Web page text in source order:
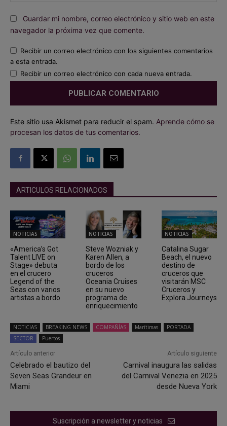
Guardar mi nombre, correo electrónico y sitio web en este
navegador la próxima vez que comente.
Recibir un correo electrónico con los siguientes comentarios
a esta entrada.
Recibir un correo electrónico con cada nueva entrada.
Este sitio usa Akismet para reducir el spam. Aprende cómo se
procesan los datos de tus comentarios.
ARTICULOS RELACIONADOS
NOTICIAS
«America’s Got
Talent LIVE on
Stage» debuta
en el crucero
Legend of the
Seas con varios
artistas a bordo
NOTICIAS
Steve Wozniak y
Karen Allen, a
bordo de los
cruceros
Oceania Cruises
en su nuevo
programa de
enriquecimiento
NOTICIAS
Catalina Sugar
Beach, el nuevo
destino de
cruceros que
visitarán MSC
Cruceros y
Explora Journeys
NOTICIAS BREAKING NEWS COMPAÑÍAS Marítimas
PORTADA
SECTOR
Puertos
Artículo anterior
Celebrado el bautizo del
Seven Seas Grandeur en
Miami
Artículo siguiente
Carnival inaugura las salidas
del Carnival Venezia en 2025
desde Nueva York
Suscripción a newsletter y noticias